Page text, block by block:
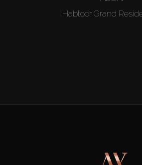
Habtoor Grand